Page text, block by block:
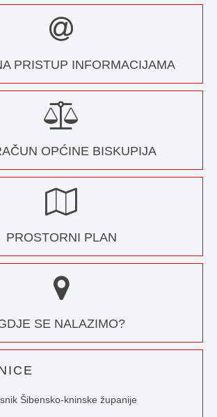
PRISTUP INFORMACIJAMA
OPĆINE BISKUPIJA
PROSTORNI PLAN
SE NALAZIMO?
Šibensko-kninske županije